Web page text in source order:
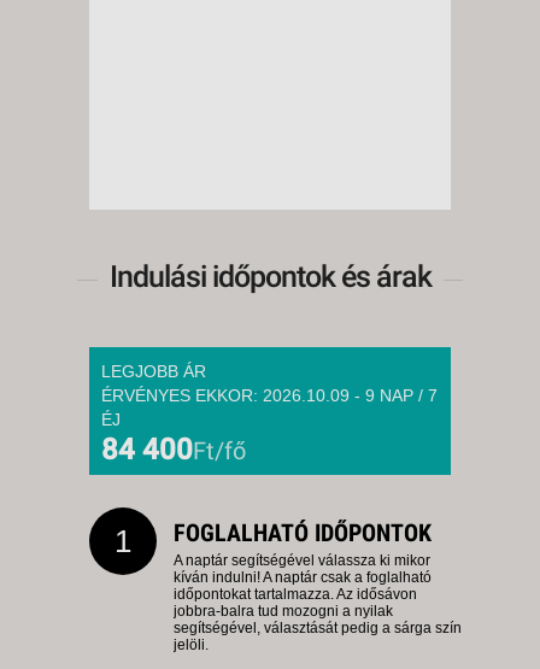
Indulási időpontok és árak
LEGJOBB ÁR
ÉRVÉNYES EKKOR: 2026.10.09 - 9 NAP / 7
ÉJ
84 400Ft/fő
1 FOGLALHATÓ IDŐPONTOK
A naptár segítségével válassza ki mikor
kíván indulni! A naptár csak a foglalható
időpontokat tartalmazza. Az idősávon
jobbra-balra tud mozogni a nyilak
segítségével, választását pedig a sárga szín
jelöli.